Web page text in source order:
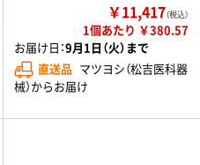
￥11,417（税込）
1個あたり ￥380.57
お届け日：9月1日（火）まで
直送品 マツヨシ（松吉医科器
械）からお届け